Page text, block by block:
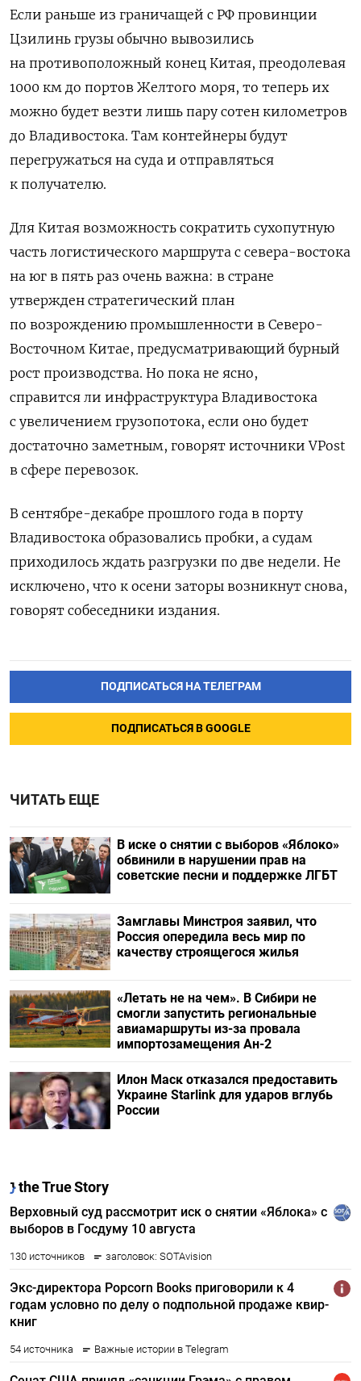
Если раньше из граничащей с РФ провинции
Цзилинь грузы обычно вывозились
на противоположный конец Китая, преодолевая
1000 км до портов Желтого моря, то теперь их
можно будет везти лишь пару сотен километров
до Владивостока. Там контейнеры будут
перегружаться на суда и отправляться
к получателю.
Для Китая возможность сократить сухопутную
часть логистического маршрута с севера-востока
на юг в пять раз очень важна: в стране
утвержден стратегический план
по возрождению промышленности в Северо-
Восточном Китае, предусматривающий бурный
рост производства. Но пока не ясно,
справится ли инфраструктура Владивостока
с увеличением грузопотока, если оно будет
достаточно заметным, говорят источники VPost
в сфере перевозок.
В сентябре-декабре прошлого года в порту
Владивостока образовались пробки, а судам
приходилось ждать разгрузки по две недели. Не
исключено, что к осени заторы возникнут снова,
говорят собеседники издания.
ПОДПИСАТЬСЯ НА ТЕЛЕГРАМ
ПОДПИСАТЬСЯ В GOOGLE
ЧИТАТЬ ЕЩЕ
В иске о снятии с выборов «Яблоко»
обвинили в нарушении прав на
советские песни и поддержке ЛГБТ
Замглавы Минстроя заявил, что
Россия опередила весь мир по
качеству строящегося жилья
«Летать не на чем». В Сибири не
смогли запустить региональные
авиамаршруты из-за провала
импортозамещения Ан-2
Илон Маск отказался предоставить
Украине Starlink для ударов вглубь
России